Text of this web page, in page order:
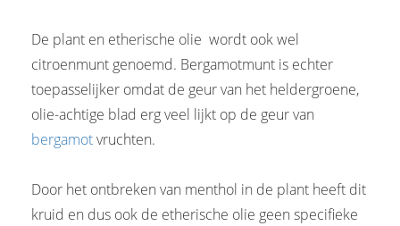
De plant en etherische olie wordt ook wel
citroenmunt genoemd. Bergamotmunt is echter
toepasselijker omdat de geur van het heldergroene,
olie-achtige blad erg veel lijkt op de geur van
bergamotvruchten.
Door het ontbreken van menthol in de plant heeft dit
kruid en dus ook de etherische olie geen specifieke